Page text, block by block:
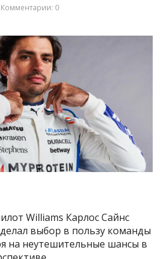
Комментарии: 0
Williams Карлос Сайнс
выбор в пользу команды
на неутешительные шансы в